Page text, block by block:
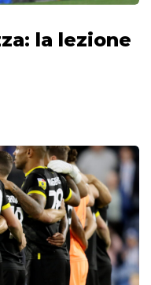
la lezione